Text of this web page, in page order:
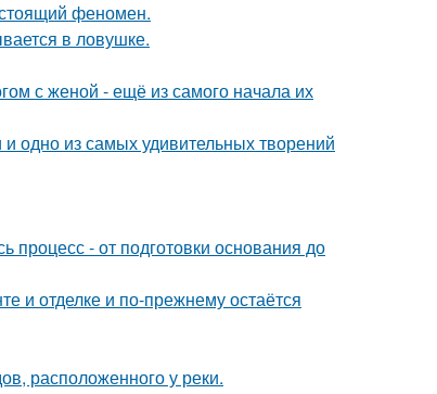
феномен.
в ловушке.
с женой - ещё из самого начала их
одно из самых удивительных творений
процесс - от подготовки основания до
и отделке и по-прежнему остаётся
расположенного у реки.